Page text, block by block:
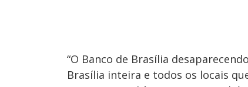
“O Banco de Brasília
Brasília inteira e todos os locais